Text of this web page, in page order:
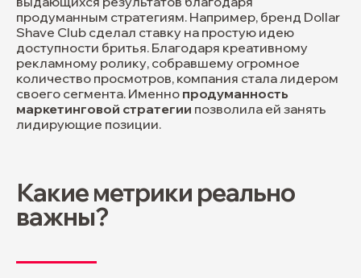
продуманным стратегиям. Например, бренд Dollar
Shave Club сделал ставку на простую идею
доступности бритья. Благодаря креативному
рекламному ролику, собравшему огромное
количество просмотров, компания стала лидером
своего сегмента. Именно продуманность
маркетинговой стратегии позволила ей занять
лидирующие позиции.
Какие метрики реально
важны?